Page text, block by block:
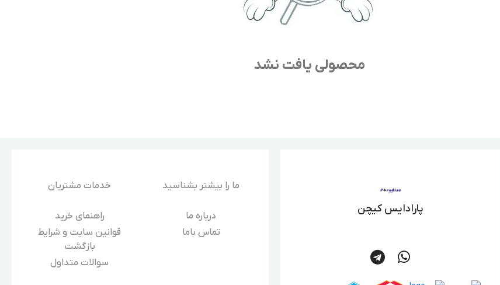
محصولی یافت نشد
پارادایس کیچن
ما را بیشتر بشناسید
درباره‌ ما
تماس باما
خدمات مشتریان
راهنمای خرید
قوانین سایت و شرایط
بازگشت
سوالات متداول